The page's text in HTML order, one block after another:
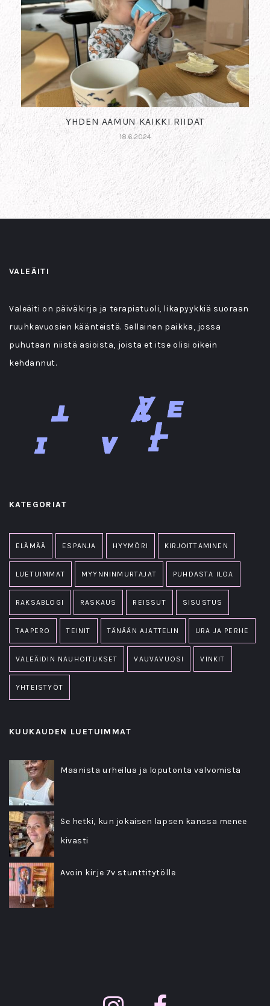
YHDEN AAMUN KAIKKI RIIDAT
18.6.2024
VALEÄITI
Valeäiti on päiväkirja ja terapiatuoli, likapyykkiä suoraan
ruuhkavuosien käänteistä. Sellainen paikka, jossa
puhutaan niistä asioista, joista et itse olisi oikein
kehdannut.
KATEGORIAT
ELÄMÄÄ ESPANJA HYYMÖRI KIRJOITTAMINEN
LUETUIMMAT MYYNNINMURTAJAT PUHDASTA ILOA
RAKSABLOGI RASKAUS REISSUT SISUSTUS
TAAPERO TEINIT TÄNÄÄN AJATTELIN URA JA PERHE
VALEÄIDIN NAUHOITUKSET VAUVAVUOSI VINKIT
YHTEISTYÖT
KUUKAUDEN LUETUIMMAT
Maanista urheilua ja loputonta valvomista
Se hetki, kun jokaisen lapsen kanssa menee
kivasti
Avoin kirje 7v stunttitytölle